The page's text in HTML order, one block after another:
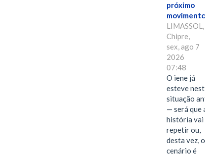
próximo
movimento.
LIMASSOL,
Chipre,
sex, ago 7
2026
07:48
O iene já
esteve nesta
situação antes
— será que a
história vai se
repetir ou,
desta vez, o
cenário é